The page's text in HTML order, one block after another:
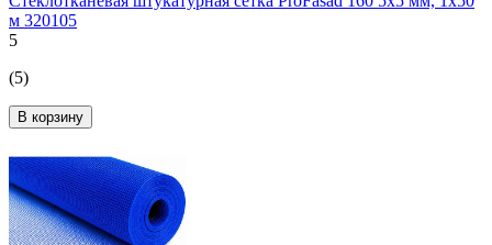
м 320105
5
(5)
В корзину